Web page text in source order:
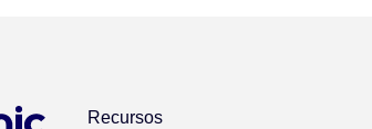
Recursos